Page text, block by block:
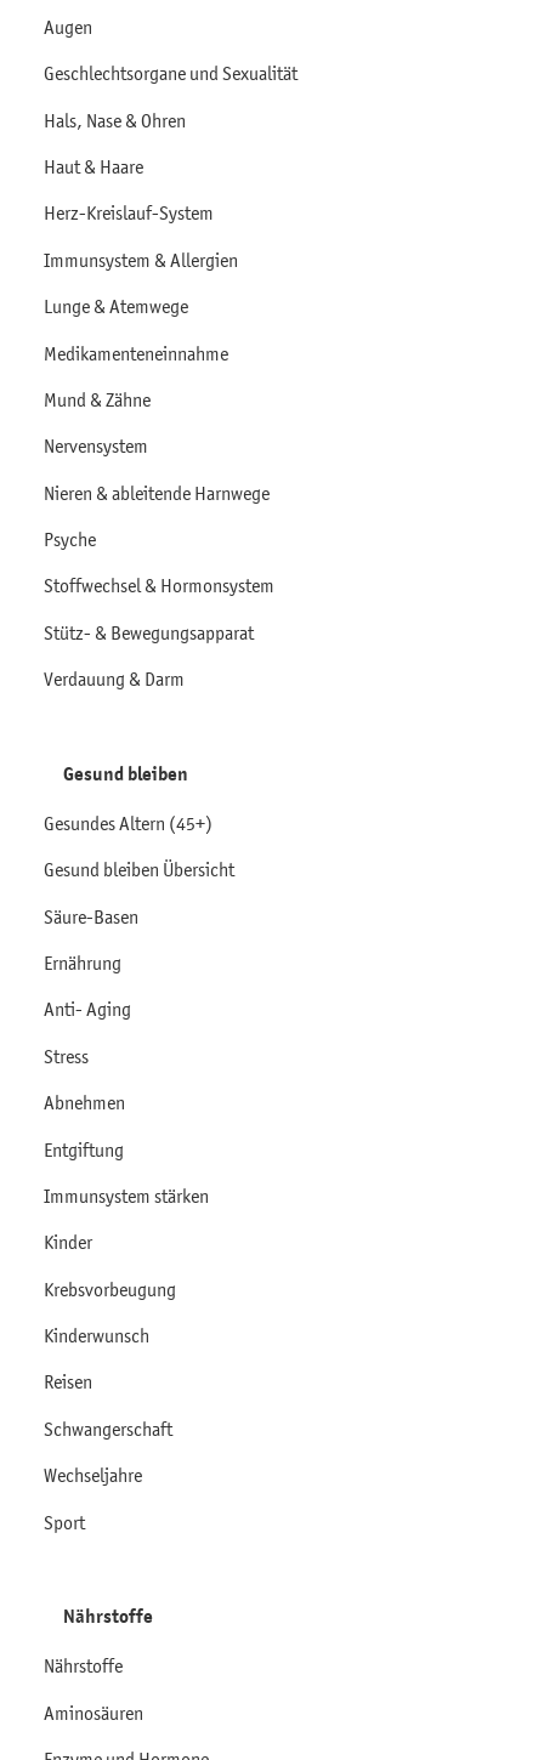
Augen
Geschlechtsorgane und Sexualität
Hals, Nase & Ohren
Haut & Haare
Herz-Kreislauf-System
Immunsystem & Allergien
Lunge & Atemwege
Medikamenteneinnahme
Mund & Zähne
Nervensystem
Nieren & ableitende Harnwege
Psyche
Stoffwechsel & Hormonsystem
Stütz- & Bewegungsapparat
Verdauung & Darm
Gesund bleiben
Gesundes Altern (45+)
Gesund bleiben Übersicht
Säure-Basen
Ernährung
Anti- Aging
Stress
Abnehmen
Entgiftung
Immunsystem stärken
Kinder
Krebsvorbeugung
Kinderwunsch
Reisen
Schwangerschaft
Wechseljahre
Sport
Nährstoffe
Nährstoffe
Aminosäuren